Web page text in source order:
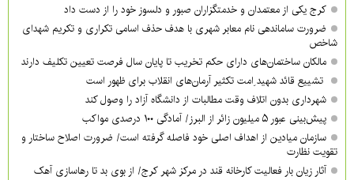
کرج یکی از معتمدان و خدمتگزاران صبور و دلسوز خود را از دست داد
ضرورت ساماندهی نام‌ معابر شهری با هدف حذف اسامی تکراری و تکریم شهدای
شاخص
مالکان ساختمان‌های دارای حکم تخریب تا پایان سال فرصت تعیین تکلیف دارند
تشییع قائد شهید ِامت تکثیر آرمان‌های انقلاب برای ظهور است
شهرداری بدون اتلاف وقت مطالبات از دانشگاه آزاد را وصول کند
پیش‌بینی عبور ۵ میلیون زائر از البرز/ آمادگی ۱۰۰ درصدی مواکب
سازمان میادین از اهداف اصلی خود فاصله گرفته است/ ضرورت اصلاح ساختار و
تقویت نظارت
آثار زیان بار فعالیت کارخانه قند در مرکز شهر کرج/ از بوی بد تا رهاسازی آهک